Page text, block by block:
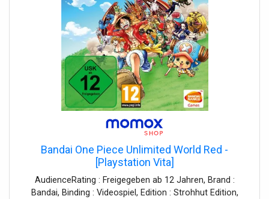
Bandai One Piece Unlimited World Red -
[Playstation Vita]
AudienceRating : Freigegeben ab 12 Jahren, Brand :
Bandai, Binding : Videospiel, Edition : Strohhut Edition,